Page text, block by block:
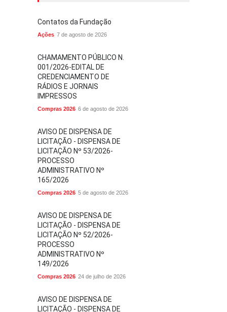
Contatos da Fundação
Ações 7 de agosto de 2026
CHAMAMENTO PÚBLICO N.
001/2026-EDITAL DE
CREDENCIAMENTO DE
RÁDIOS E JORNAIS
IMPRESSOS
Compras 2026 6 de agosto de 2026
AVISO DE DISPENSA DE
LICITAÇÃO - DISPENSA DE
LICITAÇÃO Nº 53/2026-
PROCESSO
ADMINISTRATIVO Nº
165/2026
Compras 2026 5 de agosto de 2026
AVISO DE DISPENSA DE
LICITAÇÃO - DISPENSA DE
LICITAÇÃO Nº 52/2026-
PROCESSO
ADMINISTRATIVO Nº
149/2026
Compras 2026 24 de julho de 2026
AVISO DE DISPENSA DE
LICITAÇÃO - DISPENSA DE